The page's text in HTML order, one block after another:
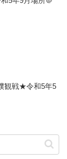
観戦★令和5年5